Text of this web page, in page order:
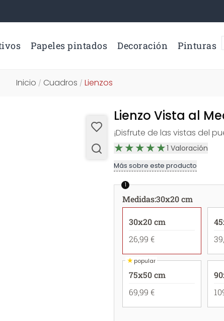
Papeles pintados Decoración Pinturas
Inicio / Cuadros / Lienzos
Lienzo Vista al
¡Disfrute de las vistas del
1 Valoración
Más sobre este producto
1
Medidas:30x20 cm
30x20 cm
26,99 €
★popular
75x50 cm
69,99 €